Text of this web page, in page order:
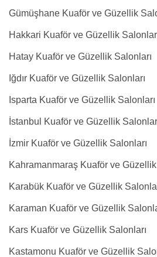
Gümüşhane Kuaför ve Güzellik
Hakkari Kuaför ve Güzellik
Hatay Kuaför ve Güzellik Salonları
Iğdır Kuaför ve Güzellik Salonları
Isparta Kuaför ve Güzellik Salonları
İstanbul Kuaför ve Güzellik
İzmir Kuaför ve Güzellik Salonları
Kahramanmaraş Kuaför ve Güzellik
Karabük Kuaför ve Güzellik
Karaman Kuaför ve Güzellik
Kars Kuaför ve Güzellik Salonları
Kastamonu Kuaför ve Güzellik